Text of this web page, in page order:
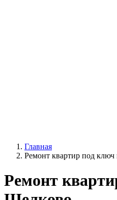
Главная
Ремонт квартир под
Ремонт